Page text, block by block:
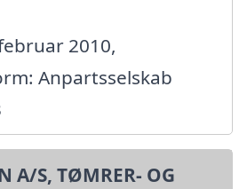
2010,
Anpartsselskab
A/S, TØMRER- OG